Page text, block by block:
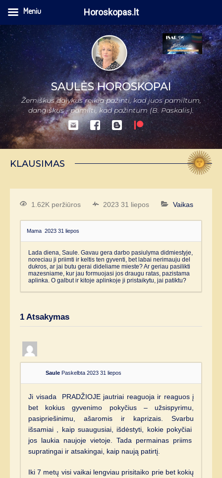
SAULĖS HOROSKOPAI
Žemiškus dalykus reikia pažinti, kad juos pamiltum,
dangiškus - pamilti, kad pažintum (B. Paskalis).
KLAUSIMAS
1.62K peržiūros 2023 31 liepos Vaikas
Mama 2023 31 liepos
Lada diena, Saule. Gavau gera darbo pasiulyma didmiestyje,
noreciau ji priimti ir keltis ten gyventi, bet labai nerimauju del
dukros, ar jai butu gerai dideliame mieste? Ar geriau pasilikti
mazesniame, kur jau formuojasi jos draugu ratas, pazistama
aplinka. O galbut ir kitoje aplinkoje ji pristaikytu, jai patiktu?
1 Atsakymas
Saule Paskelbta 2023 31 liepos
Ji visada PRADŽIOJE jautriai reaguoja ir reaguos į
bet kokius gyvenimo pokyčius – užsispyrimu,
pasipriešinimu, ašaromis ir kaprizais. Svarbu
išsamiai , kaip suaugusiai, išdėstyti, kokie pokyčiai
jos laukia naujoje vietoje. Tada permainas priims
supratingai ir atsakingai, kaip naują patirtį.
Iki 7 metų visi vaikai lengviau prisitaiko prie bet kokių
Meniu Horoskopas.lt